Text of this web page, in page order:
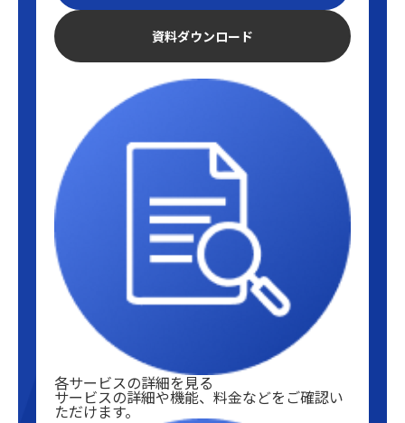
資料ダウンロード
各サービスの詳細を見る
サービスの詳細や機能、料金などをご確認い
ただけます。